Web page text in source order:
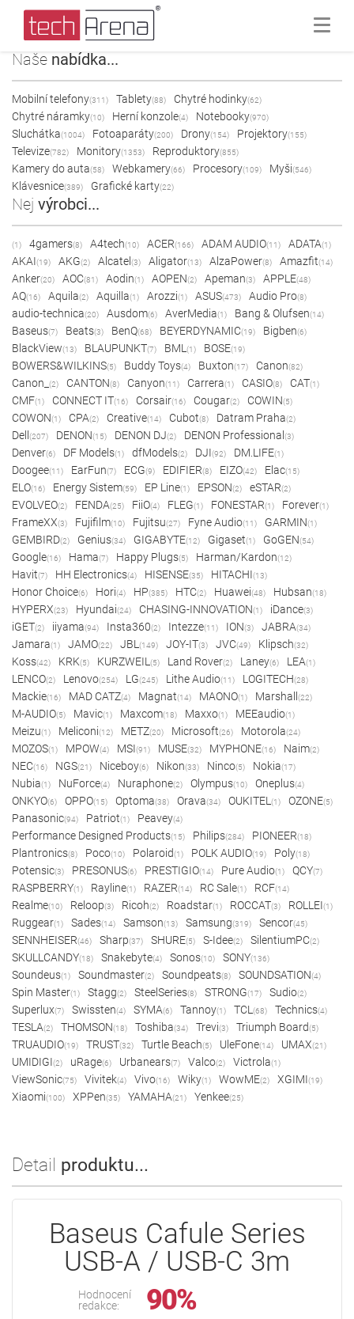
Naše nabídka...
Mobilní telefony(311) Tablety(88) Chytré hodinky(62)
Chytré náramky(10) Herní konzole(4) Notebooky(970)
Sluchátka(1004) Fotoaparáty(200) Drony(154) Projektory(155)
Televize(782) Monitory(1353) Reproduktory(855)
Kamery do auta(58) Webkamery(66) Procesory(109) Myši(546)
Klávesnice(389) Grafické karty(22)
Nej výrobci...
(1) 4gamers(8) A4tech(10) ACER(166) ADAM AUDIO(11) ADATA(1)
AKAI(19) AKG(2) Alcatel (3) Aligator(13) AlzaPower(8) Amazfit(14)
Anker(20) AOC(81) Aodin(1) AOPEN(2) Apeman(3) APPLE(48)
AQ(16) Aquila(2) Aquilla(1) Arozzi(1) ASUS(473) Audio Pro(8)
audio-technica(20) Ausdom(6) AverMedia(1) Bang & Olufsen(14)
Baseus(7) Beats(3) BenQ(68) BEYERDYNAMIC(19) Bigben(6)
BlackView(13) BLAUPUNKT(7) BML (1) BOSE(19)
BOWERS&WILKINS(5) Buddy Toys(4) Buxton(17) Canon(82)
Canon_ (2) CANTON(8) Canyon(11) Carrera(1) CASIO(8) CAT(1)
CMF(1) CONNECT IT(16) Corsair(16) Cougar(2) COWIN(5)
COWON(1) CPA(2) Creative(14) Cubot(8) Datram Praha(2)
Dell (207) DENON(15) DENON DJ(2) DENON Professional (3)
Denver(6) DF Models(1) dfModels(2) DJI(92) DM.LIFE(1)
Doogee(11) EarFun(7) ECG(9) EDIFIER(8) EIZO(42) Elac(15)
ELO(16) Energy Sistem(59) EP Line(1) EPSON(2) eSTAR(2)
EVOLVEO(2) FENDA(25) FiiO(4) FLEG(1) FONESTAR(1) Forever(1)
FrameXX(3) Fujifilm(10) Fujitsu(27) Fyne Audio(11) GARMIN(1)
GEMBIRD(2) Genius(34) GIGABYTE(12) Gigaset(1) GoGEN(54)
Google(16) Hama(7) Happy Plugs(5) Harman/Kardon(12)
Havit(7) HH Electronics(4) HISENSE(35) HITACHI(13)
Honor Choice(6) Hori(4) HP(385) HTC(2) Huawei(48) Hubsan(18)
HYPERX(23) Hyundai(24) CHASING-INNOVATION(1) iDance(3)
iGET(2) iiyama(94) Insta360(2) Intezze(11) ION(3) JABRA(34)
Jamara(1) JAMO(22) JBL (149) JOY-IT(3) JVC(49) Klipsch(32)
Koss(42) KRK(5) KURZWEIL (5) Land Rover(2) Laney(6) LEA(1)
LENCO(2) Lenovo(254) LG(245) Lithe Audio(11) LOGITECH(28)
Mackie(16) MAD CATZ(4) Magnat(14) MAONO(1) Marshall (22)
M-AUDIO(5) Mavic(1) Maxcom(18) Maxxo(1) MEEaudio(1)
Meizu(1) Meliconi(12) METZ(20) Microsoft(26) Motorola(24)
MOZOS(1) MPOW(4) MSI(91) MUSE(32) MYPHONE(16) Naim(2)
NEC(16) NGS(21) Niceboy(6) Nikon(33) Ninco(5) Nokia(17)
Nubia(1) NuForce(4) Nuraphone(2) Olympus(10) Oneplus(4)
ONKYO(6) OPPO(15) Optoma(38) Orava(34) OUKITEL (1) OZONE(5)
Panasonic(94) Patriot(1) Peavey(4)
Performance Designed Products(15) Philips(284) PIONEER(18)
Plantronics(8) Poco(10) Polaroid(1) POLK AUDIO(19) Poly(18)
Potensic(3) PRESONUS(6) PRESTIGIO(14) Pure Audio(1) QCY(7)
RASPBERRY(1) Rayline(1) RAZER(14) RC Sale(1) RCF(14)
Realme(10) Reloop(3) Ricoh(2) Roadstar(1) ROCCAT(3) ROLLEI(1)
Ruggear(1) Sades(14) Samson(13) Samsung(319) Sencor(45)
SENNHEISER(46) Sharp(37) SHURE(5) S-Idee(2) SilentiumPC(2)
SKULLCANDY(18) Snakebyte(4) Sonos(10) SONY(136)
Soundeus(1) Soundmaster(2) Soundpeats(8) SOUNDSATION(4)
Spin Master(1) Stagg(2) SteelSeries(8) STRONG(17) Sudio(2)
Superlux(7) Swissten(4) SYMA(6) Tannoy(1) TCL (68) Technics(4)
TESLA(2) THOMSON(18) Toshiba(34) Trevi(3) Triumph Board(5)
TRUAUDIO(19) TRUST(32) Turtle Beach(5) UleFone(14) UMAX(21)
UMIDIGI(2) uRage(6) Urbanears(7) Valco(2) Victrola(1)
ViewSonic(75) Vivitek(4) Vivo(16) Wiky(1) WowME(2) XGIMI(19)
Xiaomi(100) XPPen(35) YAMAHA(21) Yenkee(25)
Detail produktu...
Baseus Cafule Series
USB-A / USB-C 3m
Hodnocení
redakce:
90%